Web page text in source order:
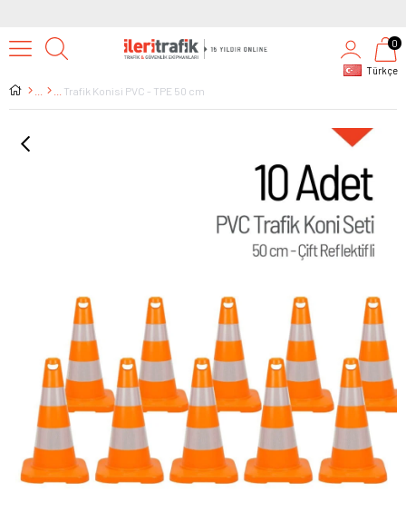
Türkçe
0
Trafik Konisi PVC - TPE 50 cm